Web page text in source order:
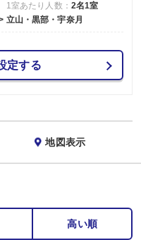
1室あたり人数： 2名1室
立山・黒部・宇奈月
定する
地図表示
高い順